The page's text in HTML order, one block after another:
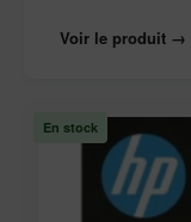
Voir le produit →
En stock